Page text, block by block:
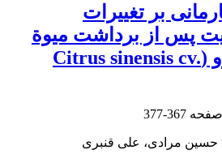
بر تغییرات
پس از برداشت میوة
پرتقال خونی مورو (Citrus sinensis cv.
367-377
حسین مرادی، علی قنبری